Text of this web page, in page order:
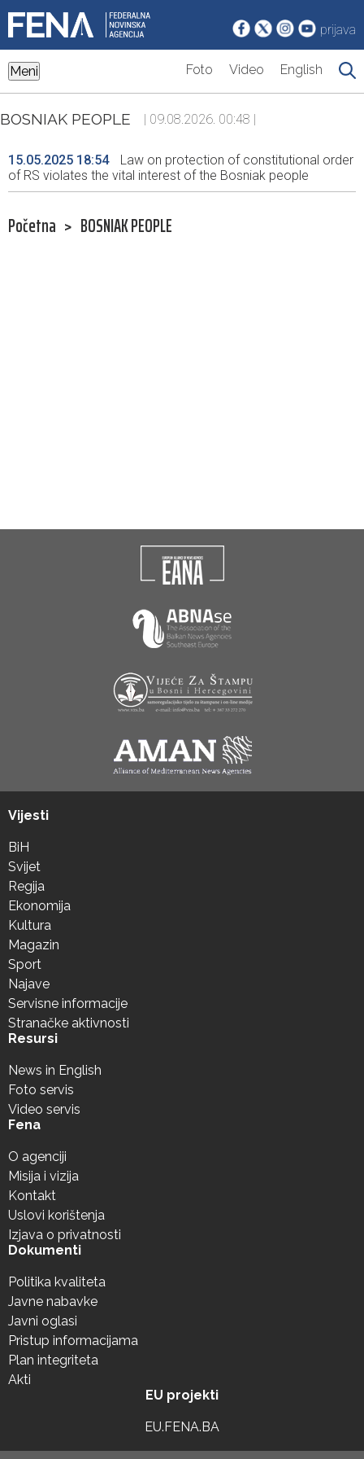
prijava
Meni Foto Video English
BOSNIAK PEOPLE | 09.08.2026. 00:48 |
15.05.2025 18:54
Law on protection of constitutional order
of RS violates the vital interest of the Bosniak people
Početna > BOSNIAK PEOPLE
Vijesti
BiH
Svijet
Regija
Ekonomija
Kultura
Magazin
Sport
Najave
Servisne informacije
Stranačke aktivnosti
Resursi
News in English
Foto servis
Video servis
Fena
O agenciji
Misija i vizija
Kontakt
Uslovi korištenja
Izjava o privatnosti
Dokumenti
Politika kvaliteta
Javne nabavke
Javni oglasi
Pristup informacijama
Plan integriteta
Akti
EU projekti
EU.FENA.BA